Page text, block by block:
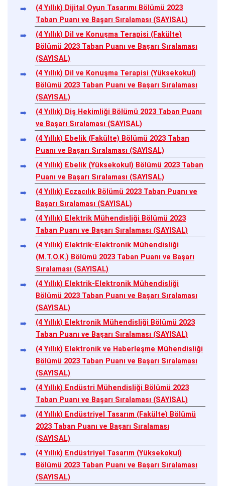
(4 Yıllık) Dijital Oyun Tasarımı Bölümü 2023
Taban Puanı ve Başarı Sıralaması (SAYISAL)
(4 Yıllık) Dil ve Konuşma Terapisi (Fakülte)
Bölümü 2023 Taban Puanı ve Başarı Sıralaması
(SAYISAL)
(4 Yıllık) Dil ve Konuşma Terapisi (Yüksekokul)
Bölümü 2023 Taban Puanı ve Başarı Sıralaması
(SAYISAL)
(4 Yıllık) Diş Hekimliği Bölümü 2023 Taban Puanı
ve Başarı Sıralaması (SAYISAL)
(4 Yıllık) Ebelik (Fakülte) Bölümü 2023 Taban
Puanı ve Başarı Sıralaması (SAYISAL)
(4 Yıllık) Ebelik (Yüksekokul) Bölümü 2023 Taban
Puanı ve Başarı Sıralaması (SAYISAL)
(4 Yıllık) Eczacılık Bölümü 2023 Taban Puanı ve
Başarı Sıralaması (SAYISAL)
(4 Yıllık) Elektrik Mühendisliği Bölümü 2023
Taban Puanı ve Başarı Sıralaması (SAYISAL)
(4 Yıllık) Elektrik-Elektronik Mühendisliği
(M.T.O.K.) Bölümü 2023 Taban Puanı ve Başarı
Sıralaması (SAYISAL)
(4 Yıllık) Elektrik-Elektronik Mühendisliği
Bölümü 2023 Taban Puanı ve Başarı Sıralaması
(SAYISAL)
(4 Yıllık) Elektronik Mühendisliği Bölümü 2023
Taban Puanı ve Başarı Sıralaması (SAYISAL)
(4 Yıllık) Elektronik ve Haberleşme Mühendisliği
Bölümü 2023 Taban Puanı ve Başarı Sıralaması
(SAYISAL)
(4 Yıllık) Endüstri Mühendisliği Bölümü 2023
Taban Puanı ve Başarı Sıralaması (SAYISAL)
(4 Yıllık) Endüstriyel Tasarım (Fakülte) Bölümü
2023 Taban Puanı ve Başarı Sıralaması
(SAYISAL)
(4 Yıllık) Endüstriyel Tasarım (Yüksekokul)
Bölümü 2023 Taban Puanı ve Başarı Sıralaması
(SAYISAL)